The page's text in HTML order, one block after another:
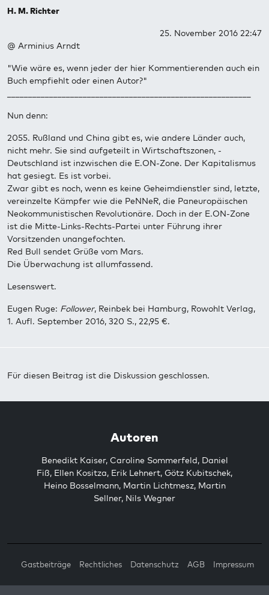
H. M. Richter
25. November 2016 22:47
@ Arminius Arndt
"Wie wäre es, wenn jeder der hier Kommentierenden auch ein
Buch empfiehlt oder einen Autor?"
Nun denn:
2055. Rußland und China gibt es, wie andere Länder auch,
nicht mehr. Sie sind aufgeteilt in Wirtschaftszonen, -
Deutschland ist inzwischen die E.ON-Zone. Der Kapitalismus
hat gesiegt. Es ist vorbei.
Zwar gibt es noch, wenn es keine Geheimdienstler sind, letzte,
vereinzelte Kämpfer wie die PeNNeR, die Paneuropäischen
Neokommunistischen Revolutionäre. Doch in der E.ON-Zone
ist die Mitte-Links-Rechts-Partei unter Führung ihrer
Vorsitzenden unangefochten.
Red Bull sendet Grüße vom Mars.
Die Überwachung ist allumfassend.
Lesenswert.
Eugen Ruge: Follower, Reinbek bei Hamburg, Rowohlt Verlag,
1. Aufl. September 2016, 320 S., 22,95 €.
Für diesen Beitrag ist die Diskussion geschlossen.
Autoren
Benedikt Kaiser, Caroline Sommerfeld, Daniel
Fiß, Ellen Kositza, Erik Lehnert, Götz Kubitschek,
Heino Bosselmann, Martin Lichtmesz, Martin
Sellner, Nils Wegner
Gastbeiträge Rechtliches Datenschutz AGB Impressum